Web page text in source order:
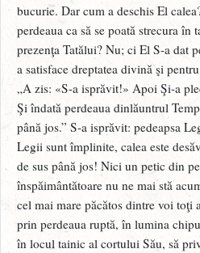
bucurie. Dar cum a deschis El
perdeaua ca să se poată strecura în
prezenţa Tatălui? Nu; ci El S-a dat
a satisface dreptatea divină şi
„A zis: «S-a isprăvit!» Apoi Şi-a
Şi îndată perdeaua dinlăuntrul
până jos.” S-a isprăvit: pedeapsa
Legii sunt împlinite, calea este
de sus până jos! Nici un petic din
înspăimântătoare nu ne mai stă
cel mai mare păcătos dintre voi toţi
prin perdeaua ruptă, în lumina
în locul tainic al cortului Său, să